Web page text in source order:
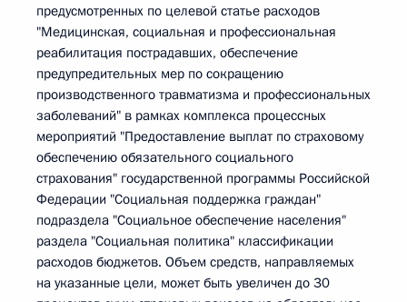
предусмотренных по целевой статье расходов
"Медицинская, социальная и профессиональная
реабилитация пострадавших, обеспечение
предупредительных мер по сокращению
производственного травматизма и профессиональных
заболеваний" в рамках комплекса процессных
мероприятий "Предоставление выплат по страховому
обеспечению обязательного социального
страхования" государственной программы Российской
Федерации "Социальная поддержка граждан"
подраздела "Социальное обеспечение населения"
раздела "Социальная политика" классификации
расходов бюджетов. Объем средств, направляемых
на указанные цели, может быть увеличен до 30